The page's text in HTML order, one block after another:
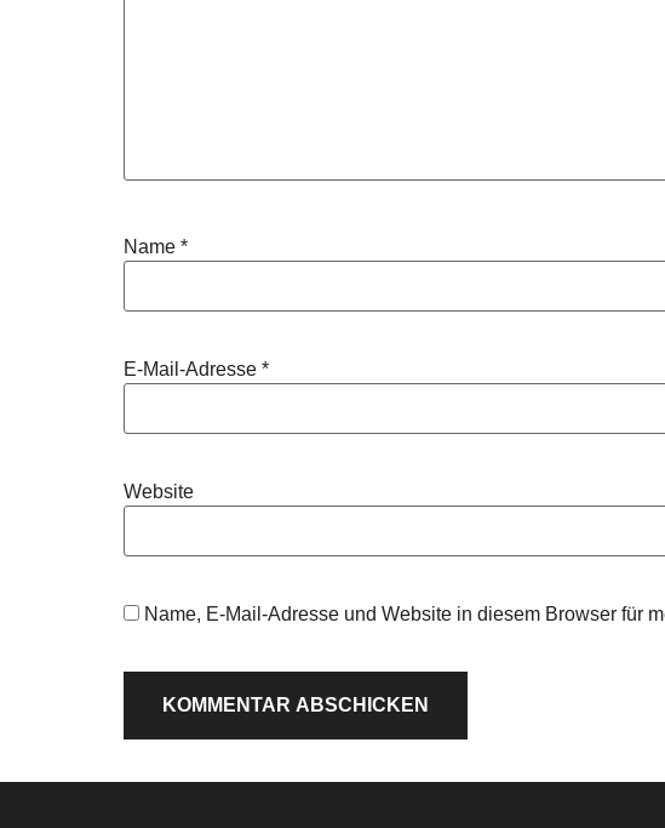
Name *
E-Mail-Adresse *
Website
Name, E-Mail-Adresse und Website in diesem Browser für